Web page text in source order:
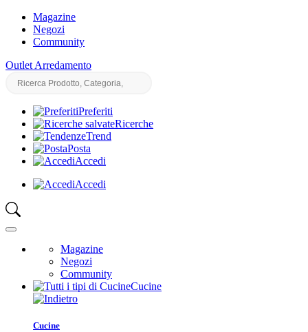
Magazine
Negozi
Community
Outlet Arredamento
Preferiti
Ricerche
Trend
Posta
Accedi
Accedi
Magazine
Negozi
Community
Cucine
Cucine